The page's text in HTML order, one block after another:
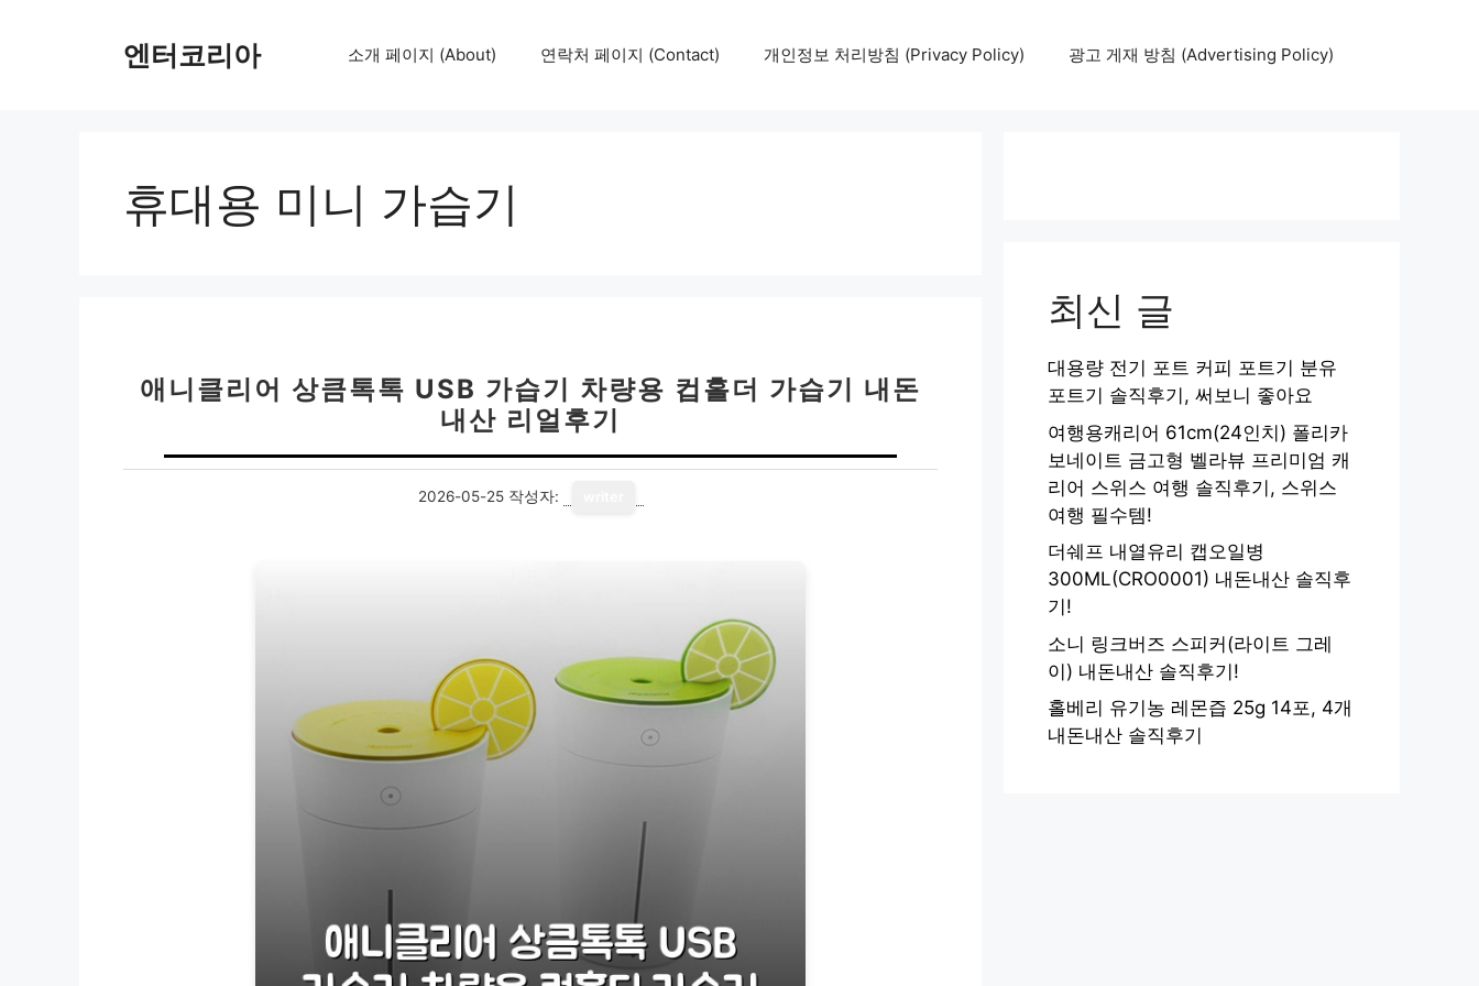
엔터코리아 소개 페이지 (About) 연락처 페이지 (Contact) 개인정보 처리방침 (Privacy Policy) 광고 게재 방침 (Advertising Policy)
휴대용 미니 가습기
애니클리어 상큼톡톡 USB 가습기 차량용 컵홀더 가습기 내돈
내산 리얼후기
2026-05-25 작성자:
최신 글
대용량 전기 포트 커피 포트기 분유
포트기 솔직후기, 써보니 좋아요
여행용캐리어 61cm(24인치) 폴리카
보네이트 금고형 벨라뷰 프리미엄 캐
리어 스위스 여행 솔직후기, 스위스
여행 필수템!
더쉐프 내열유리 캡오일병
300ML(CRO0001) 내돈내산 솔직후
기!
소니 링크버즈 스피커(라이트 그레
이) 내돈내산 솔직후기!
홀베리 유기농 레몬즙 25g 14포, 4개
내돈내산 솔직후기